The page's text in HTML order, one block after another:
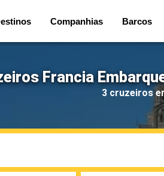
Companhias Barcos
Francia
3 cruzeiros